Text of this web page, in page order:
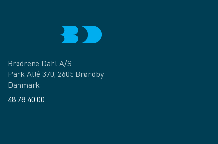
Brødrene Dahl A/S
Park Allé 370, 2605 Brøndby
Danmark
48 78 40 00